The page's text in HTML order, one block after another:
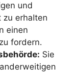
und
zu erhalten
einen
fordern.
Sie